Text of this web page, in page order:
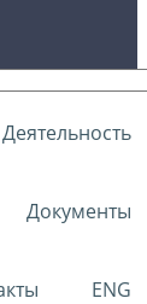
Деятельность
Документы
ENG